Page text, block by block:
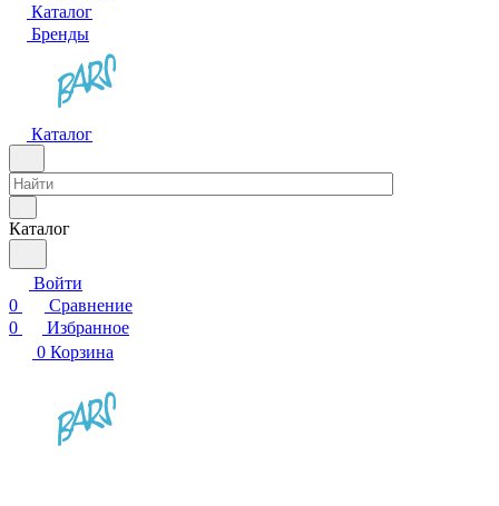
Каталог
Бренды
Каталог
Каталог
Войти
0
Сравнение
0
Избранное
0 Корзина